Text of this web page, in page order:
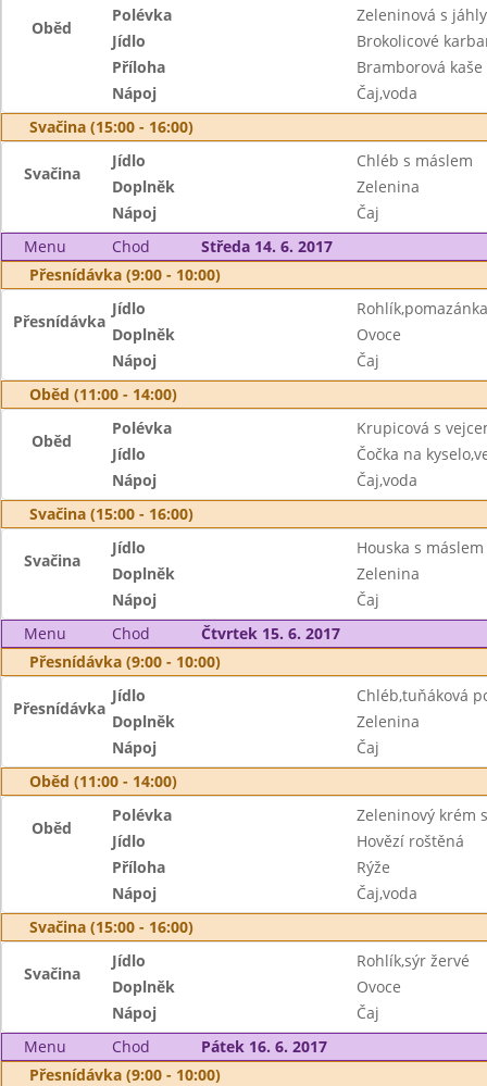
Oběd
Polévka
Zeleninová s jáhly
Jídlo
Brokolicové
Příloha
Bramborová kaše
Nápoj
Čaj,voda
Svačina (15:00 - 16:00)
Svačina
Jídlo
Chléb s máslem
Doplněk
Zelenina
Nápoj
Čaj
Menu
Chod
Středa 14. 6. 2017
Přesnídávka (9:00 - 10:00)
Přesnídávka
Jídlo
Doplněk
Ovoce
Nápoj
Čaj
Oběd (11:00 - 14:00)
Oběd
Polévka
Krupicová s
Jídlo
Čočka na
Nápoj
Čaj,voda
Svačina (15:00 - 16:00)
Svačina
Jídlo
Houska s máslem
Doplněk
Zelenina
Nápoj
Čaj
Menu
Chod
Čtvrtek 15. 6. 2017
Přesnídávka (9:00 - 10:00)
Přesnídávka
Jídlo
Chléb,tuňáková
Doplněk
Zelenina
Nápoj
Čaj
Oběd (11:00 - 14:00)
Oběd
Polévka
Zeleninový krém
Jídlo
Hovězí roštěná
Příloha
Rýže
Nápoj
Čaj,voda
Svačina (15:00 - 16:00)
Svačina
Jídlo
Rohlík,sýr žervé
Doplněk
Ovoce
Nápoj
Čaj
Menu
Chod
Pátek 16. 6. 2017
Přesnídávka (9:00 - 10:00)